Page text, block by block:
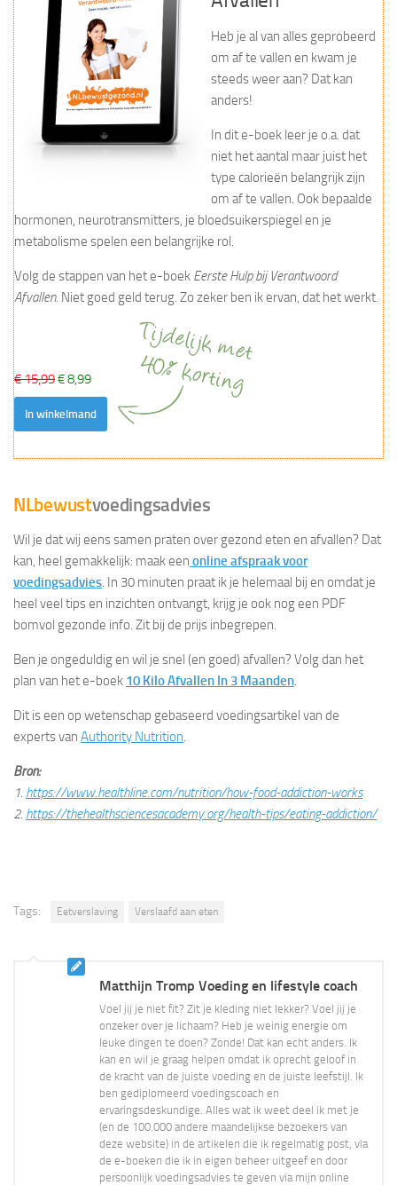
Heb je al van alles geprobeerd
om af te vallen en kwam je
steeds weer aan? Dat kan
anders!
In dit e-boek leer je o.a. dat
niet het aantal maar juist het
type calorieën belangrijk zijn
om af te vallen. Ook bepaalde
hormonen, neurotransmitters, je bloedsuikerspiegel en je
metabolisme spelen een belangrijke rol.
Volg de stappen van het e-boek Eerste Hulp bij Verantwoord
Afvallen. Niet goed geld terug. Zo zeker ben ik ervan, dat het werkt.
€ 15,99€ 8,99
In winkelmand
NLbewustvoedingsadvies
Wil je dat wij eens samen praten over gezond eten en afvallen? Dat
kan, heel gemakkelijk: maak een online afspraak voor
voedingsadvies. In 30 minuten praat ik je helemaal bij en omdat je
heel veel tips en inzichten ontvangt, krijg je ook nog een PDF
bomvol gezonde info. Zit bij de prijs inbegrepen.
Ben je ongeduldig en wil je snel (en goed) afvallen? Volg dan het
plan van het e-boek 10 Kilo Afvallen In 3 Maanden.
Dit is een op wetenschap gebaseerd voedingsartikel van de
experts van Authority Nutrition.
Bron:
1. https://www.healthline.com/nutrition/how-food-addiction-works
2. https://thehealthsciencesacademy.org/health-tips/eating-addiction/
Tags: Eetverslaving Verslaafd aan eten
Matthijn Tromp Voeding en lifestyle coach
Voel jij je niet fit? Zit je kleding niet lekker? Voel jij je
onzeker over je lichaam? Heb je weinig energie om
leuke dingen te doen? Zonde! Dat kan echt anders. Ik
kan en wil je graag helpen omdat ik oprecht geloof in
de kracht van de juiste voeding en de juiste leefstijl. Ik
ben gediplomeerd voedingscoach en
ervaringsdeskundige. Alles wat ik weet deel ik met je
(en de 100.000 andere maandelijkse bezoekers van
deze website) in de artikelen die ik regelmatig post, via
de e-boeken die ik in eigen beheer uitgeef en door
persoonlijk voedingsadvies te geven via mijn online